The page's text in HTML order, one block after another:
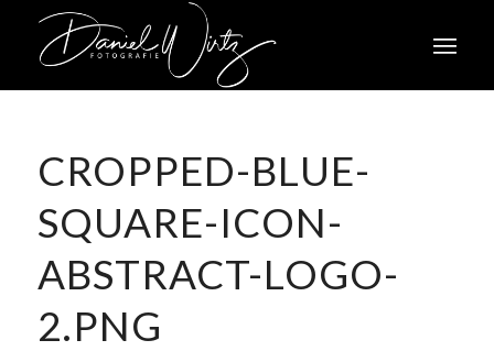
CROPPED-BLUE-
SQUARE-ICON-
ABSTRACT-LOGO-
2.PNG